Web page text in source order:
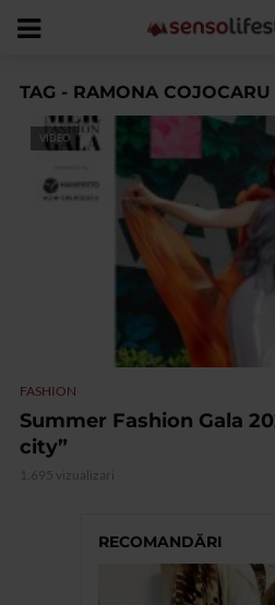
TAG - RAMONA COJOCARU
VIDEO
FASHION
Summer Fashion Gala
city”
1.695 vizualizari
RECOMANDĂRI